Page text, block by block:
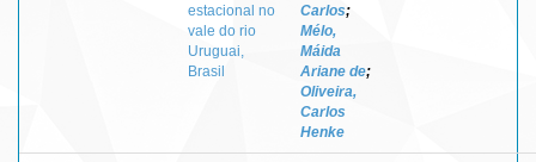
estacional no
vale do rio
Uruguai,
Brasil
Carlos;
Mélo,
Máida
Ariane de;
Oliveira,
Carlos
Henke